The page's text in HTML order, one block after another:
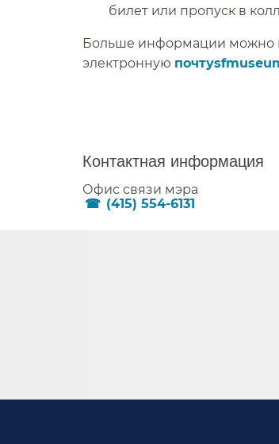
билет или пропуск в
Больше информации можно
электронную
Контактная информация​​
Офис связи мэра​​
(415) 554-6131